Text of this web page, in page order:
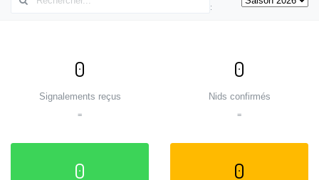
:
0
Signalements reçus
=
0
Nids confirmés
=
0 0